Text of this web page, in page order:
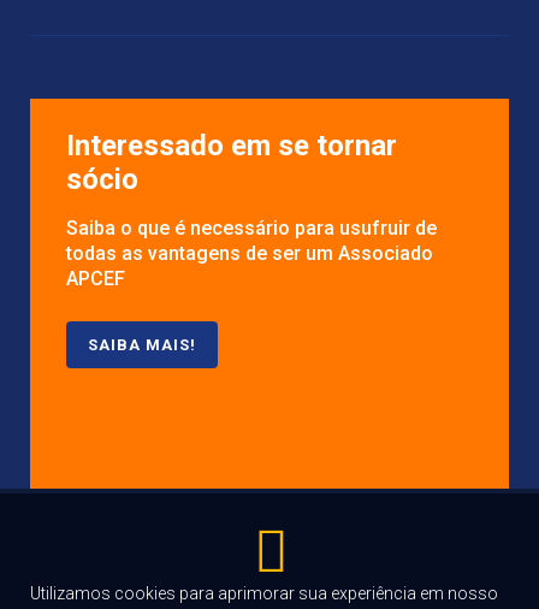
Interessado em se tornar
sócio
Saiba o que é necessário para usufruir de
todas as vantagens de ser um Associado
APCEF
SAIBA MAIS!
2004 -2022
DESENVOLVIDO EM PARCERIA COM
Utilizamos cookies para aprimorar sua experiência em nosso